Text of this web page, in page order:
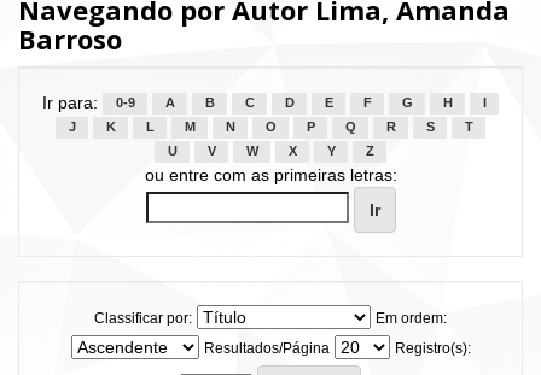
Navegando por Autor Lima, Amanda
Barroso
Ir para: 0-9 A B C D E F G H
J
K L M N O P Q R S
T
U
V W X Y Z
ou entre com as primeiras letras:
Classificar por:
Em ordem:
Resultados/Página
Registro(s):